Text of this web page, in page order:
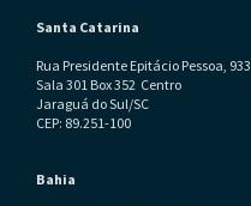
Santa Catarina
Rua Presidente Epitácio Pessoa, 933
Sala 301 Box 352 Centro
Jaraguá do Sul/SC
CEP: 89.251-100
Bahia